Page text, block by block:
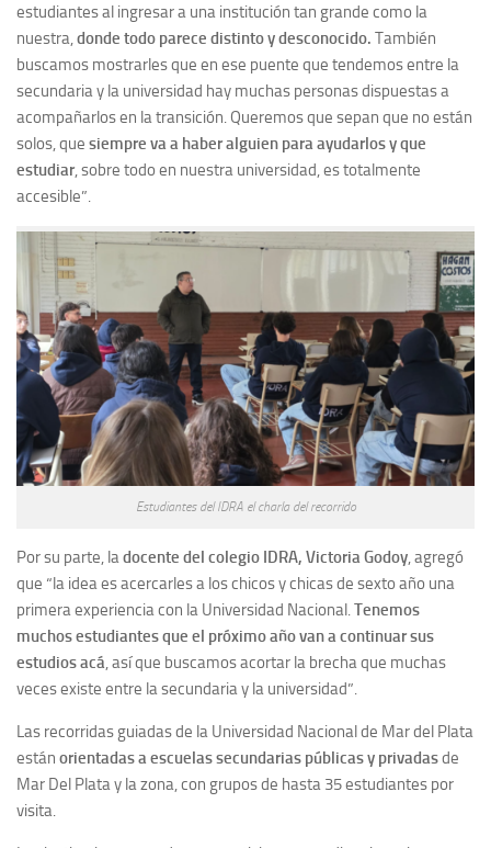
estudiantes al ingresar a una institución tan grande como la
nuestra,donde todo parece distinto y desconocido. También
buscamos mostrarles que en ese puente que tendemos entre la
secundaria y la universidad hay muchas personas dispuestas a
acompañarlos en la transición. Queremos que sepan que no están
solos, que siempre va a haber alguien para ayudarlos y que
estudiar, sobre todo en nuestra universidad, es totalmente
accesible”.
Estudiantes del IDRA el charla del recorrido
Por su parte, ladocente del colegio IDRA, Victoria Godoy, agregó
que “la idea es acercarles a los chicos y chicas de sexto año una
primera experiencia con la Universidad Nacional.Tenemos
muchos estudiantes que el próximo año van a continuar sus
estudios acá, así que buscamos acortar la brecha que muchas
veces existe entre la secundaria y la universidad”.
Las recorridas guiadas de la Universidad Nacional de Mar del Plata
están orientadas a escuelas secundarias públicas y privadasde
Mar Del Plata y la zona, con grupos de hasta 35 estudiantes por
visita.